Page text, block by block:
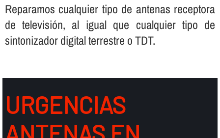
Reparamos cualquier tipo de antenas receptora
de televisión, al igual que cualquier tipo de
sintonizador digital terrestre o TDT.
URGENCIAS